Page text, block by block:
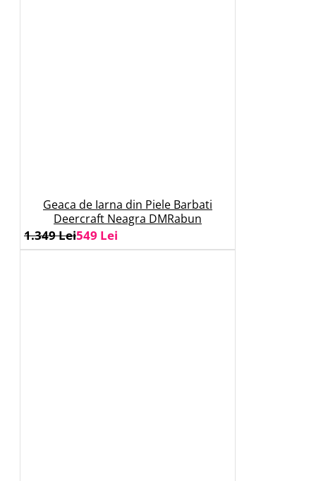
Geaca de Iarna din Piele Barbati
Deercraft Neagra DMRabun
549 Lei
1.349 Lei